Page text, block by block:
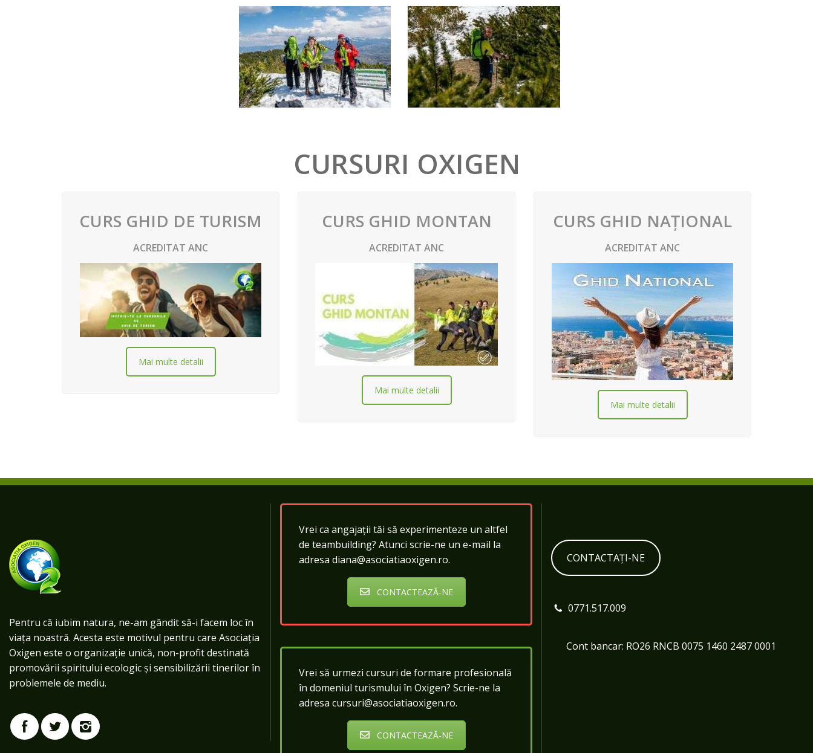
CURSURI OXIGEN
CURS GHID DE TURISM
ACREDITAT ANC
Mai multe detalii
CURS GHID MONTAN
ACREDITAT ANC
Mai multe detalii
CURS GHID NAȚIONAL
ACREDITAT ANC
Mai multe detalii
Pentru că iubim natura, ne-am gândit să-i facem loc în
viața noastră. Acesta este motivul pentru care Asociația
Oxigen este o organizație unică, non-profit destinată
promovării spiritului ecologic și sensibilizării tinerilor în
problemele de mediu.
Vrei ca angajații tăi să experimenteze un altfel
de teambuilding? Atunci scrie-ne un e-mail la
adresa diana@asociatiaoxigen.ro.
CONTACTEAZĂ-NE
Vrei să urmezi cursuri de formare profesională
în domeniul turismului în Oxigen? Scrie-ne la
adresa cursuri@asociatiaoxigen.ro.
CONTACTEAZĂ-NE
CONTACTAȚI-NE
0771.517.009
Cont bancar: RO26 RNCB 0075 1460 2487 0001